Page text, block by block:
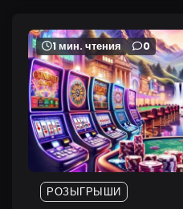
1 мин. чтения 0
РОЗЫГРЫШИ